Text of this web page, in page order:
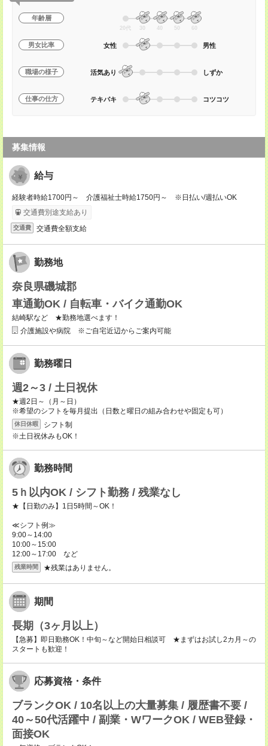
年齢層
20代 30 40 50 60
男女比率 女性 男性
職場の様子 活気あり しずか
仕事の仕方 テキパキ コツコツ
募集情報
給与
経験者時給1700円～ 介護福祉士時給1750円～ ※日払い/週払いOK
交通費別途支給あり
交通費 交通費全額支給
勤務地
奈良県磯城郡
車通勤OK / 自転車・バイク通勤OK
結崎駅など ★勤務地選べます！
介護施設や病院 ※ご自宅近辺からご案内可能
勤務曜日
週2～3 / 土日祝休
★週2日～（月～日）
※希望のシフトを毎月提出（日数と曜日の組み合わせや固定も可）
休日休暇
シフト制
※土日祝休みもOK！
勤務時間
5ｈ以内OK / シフト勤務 / 残業なし
★【日勤のみ】1日5時間～OK！
≪シフト例≫
9:00～14:00
10:00～15:00
12:00～17:00 など
残業時間 ★残業はありません。
期間
長期（3ヶ月以上）
【急募】即日勤務OK！中旬～など開始日相談可 ★まずはお試し2カ月～の
スタートも歓迎！
応募資格・条件
ブランクOK / 10名以上の大量募集 / 履歴書不要 /
40～50代活躍中 / 副業・WワークOK / WEB登録・
面接OK